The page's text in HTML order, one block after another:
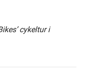
cykeltur i